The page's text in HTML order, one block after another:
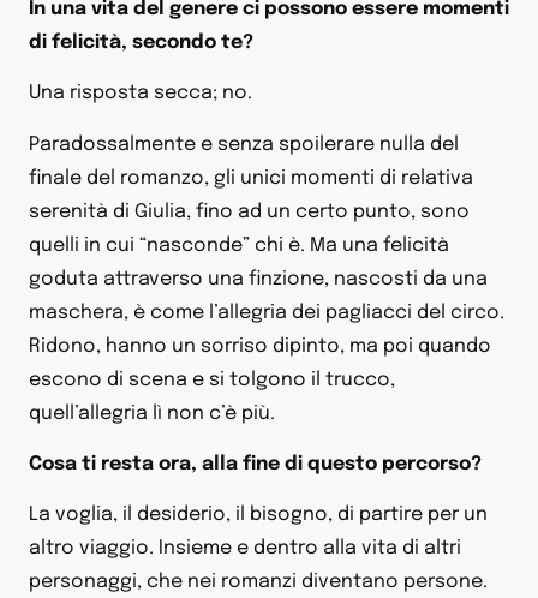
In una vita del genere ci possono essere momenti
di felicità, secondo te?
Una risposta secca; no.
Paradossalmente e senza spoilerare nulla del
finale del romanzo, gli unici momenti di relativa
serenità di Giulia, fino ad un certo punto, sono
quelli in cui “nasconde” chi è. Ma una felicità
goduta attraverso una finzione, nascosti da una
maschera, è come l’allegria dei pagliacci del circo.
Ridono, hanno un sorriso dipinto, ma poi quando
escono di scena e si tolgono il trucco,
quell’allegria lì non c’è più.
Cosa ti resta ora, alla fine di questo percorso?
La voglia, il desiderio, il bisogno, di partire per un
altro viaggio. Insieme e dentro alla vita di altri
personaggi, che nei romanzi diventano persone.